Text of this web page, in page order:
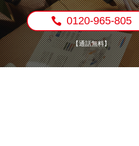
0120-965-805
【通話無料】